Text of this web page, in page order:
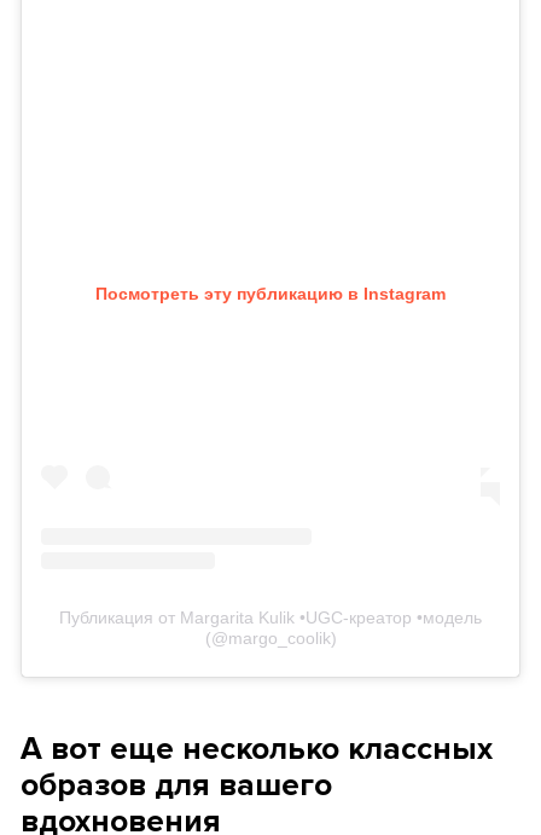
Посмотреть эту публикацию в Instagram
Публикация от Margarita Kulik •UGC-креатор •модель
(@margo_coolik)
А вот еще несколько классных
образов для вашего
вдохновения